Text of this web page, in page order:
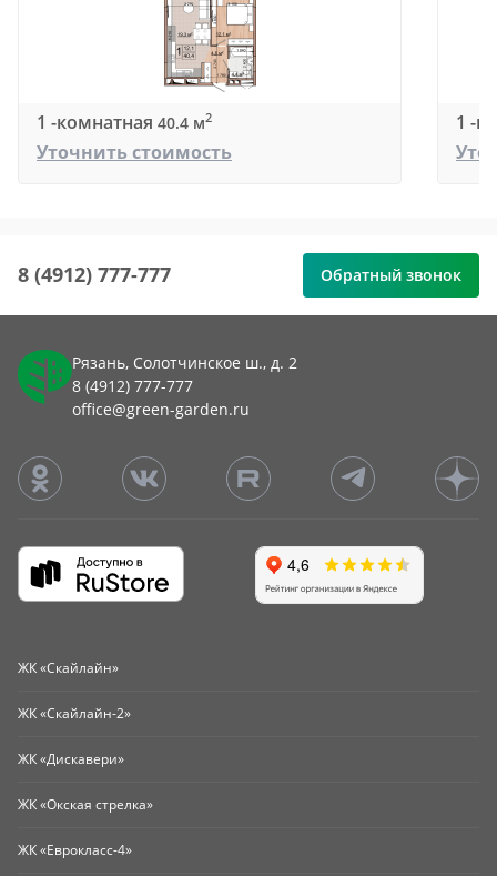
1 -комнатная 40.4 м2
Уточнить стоимость
1 -
8 (4912) 777-777 Обратный звонок
Рязань, Солотчинское ш., д. 2
8 (4912) 777-777
office@green-garden.ru
ЖК «Скайлайн»
ЖК «Скайлайн-2»
ЖК «Дискавери»
ЖК «Окская стрелка»
ЖК «Еврокласс-4»